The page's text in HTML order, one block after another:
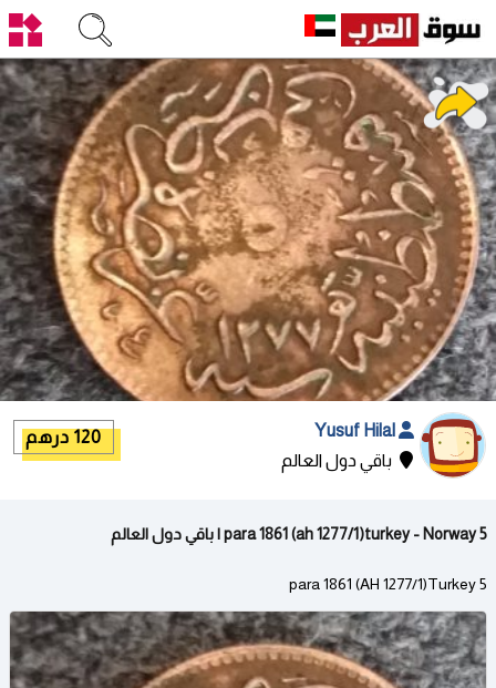
باقي دول العالم
120 درهم
5 para 1861 (ah 1277/1)turkey - Norway | باقي دول العالم
5 para 1861 (AH 1277/1)Turkey